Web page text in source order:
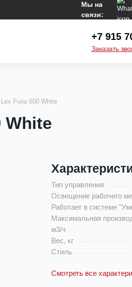
Мы на
связи:
+7 915
Заказать
Lex Furia 600 White
White
Тип управления
Освещение рабочего
Работает в системе
Максимальная
м3/ч
Вес, кг
Стиль
Смотреть все